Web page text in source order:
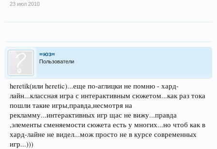
23 июл 2010
=юз=
Пользователи
heretik(или heretic)...еще по-аглицки не помню - хард-
лайн...классная игра с интерактивным сюжетом...как раз тока
пошли такие игры,правда,несмотря на
рекламму...интерактивных игр щас не вижу...правда
,элементы сменяемости сюжета есть у многих...но чтоб как в
хард-лайне не видел...мож просто не в курсе современных
игр...)))